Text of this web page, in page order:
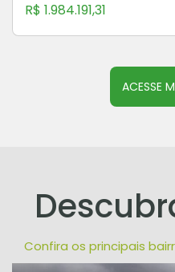
R$ 1.984.191,31
ACESSE
Confira os principais